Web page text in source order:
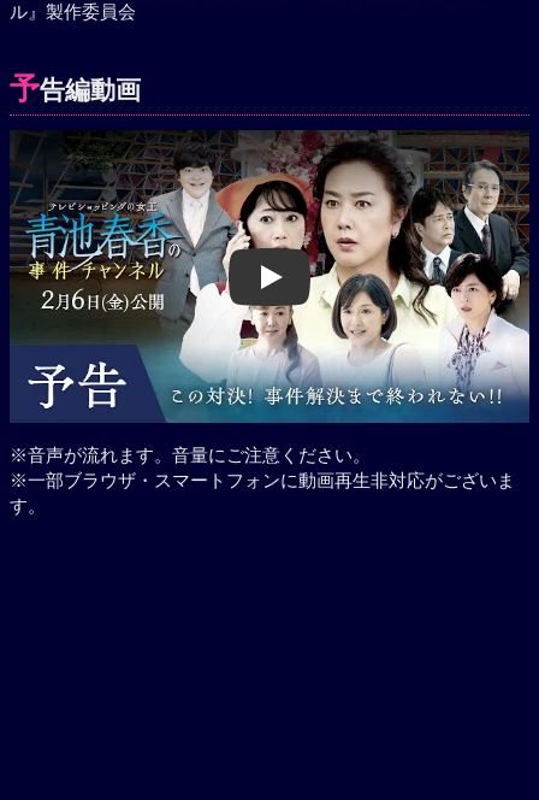
ル』製作委員会
予告編動画
Play
※音声が流れます。音量にご注意ください。
※一部ブラウザ・スマートフォンに動画再生非対応がございま
す。